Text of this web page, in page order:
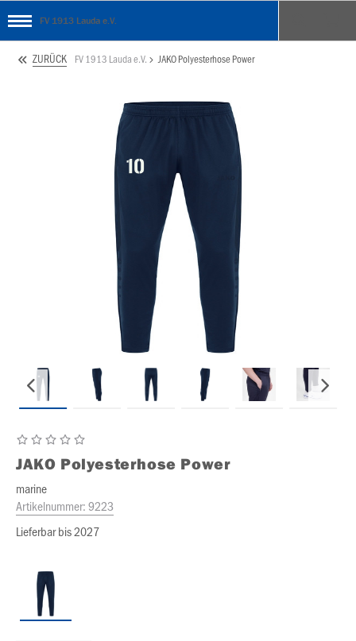
FV 1913 Lauda e.V.
ZURÜCK FV 1913 Lauda e.V. JAKO Polyesterhose Power
JAKO Polyesterhose Power
marine
Artikelnummer:9223
Lieferbar bis 2027